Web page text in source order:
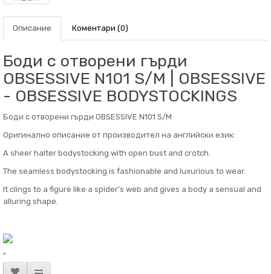
Описание Коментари (0)
Боди с отворени гърди
OBSESSIVE N101 S/M | OBSESSIVE
- OBSESSIVE BODYSTOCKINGS
Боди с отворени гърди OBSESSIVE N101 S/M
Оригинално описание от производител на английски език:
A sheer halter bodystocking with open bust and crotch.
The seamless bodystocking is fashionable and luxurious to wear.
It clings to a figure like a spider's web and gives a body a sensual and
alluring shape.
"